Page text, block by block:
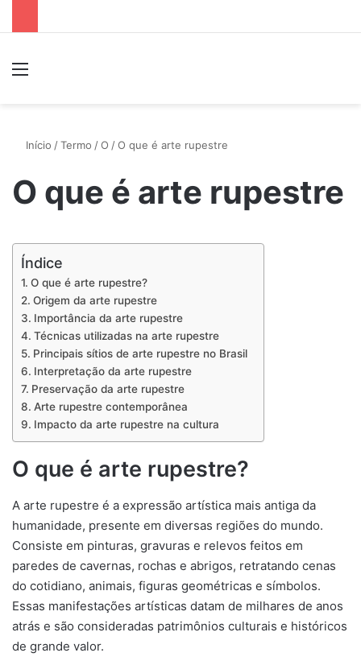
Início /Termo /O /O que é arte rupestre
O que é arte rupestre
Índice
O que é arte rupestre?
Origem da arte rupestre
Importância da arte rupestre
Técnicas utilizadas na arte rupestre
Principais sítios de arte rupestre no Brasil
Interpretação da arte rupestre
Preservação da arte rupestre
Arte rupestre contemporânea
Impacto da arte rupestre na cultura
O que é arte rupestre?
A arte rupestre é a expressão artística mais antiga da
humanidade, presente em diversas regiões do mundo.
Consiste em pinturas, gravuras e relevos feitos em
paredes de cavernas, rochas e abrigos, retratando cenas
do cotidiano, animais, figuras geométricas e símbolos.
Essas manifestações artísticas datam de milhares de anos
atrás e são consideradas patrimônios culturais e históricos
de grande valor.